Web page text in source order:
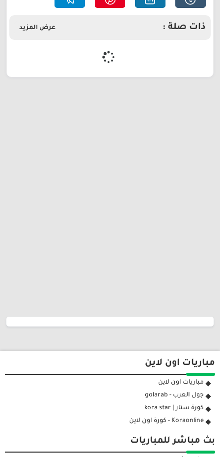
عرض المزيد ذات صلة :
مباريات اون لاين
مباريات اون لاين
جول العرب - golarab
كورة ستار | kora star
Koraonline - كورة اون لاين
بث مباشر للمباريات